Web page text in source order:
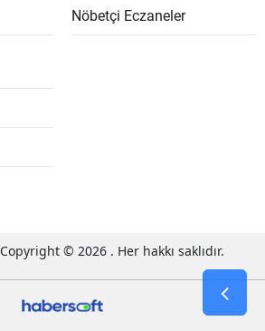
Nöbetçi Eczaneler
Copyright © 2026 . Her hakkı saklıdır.